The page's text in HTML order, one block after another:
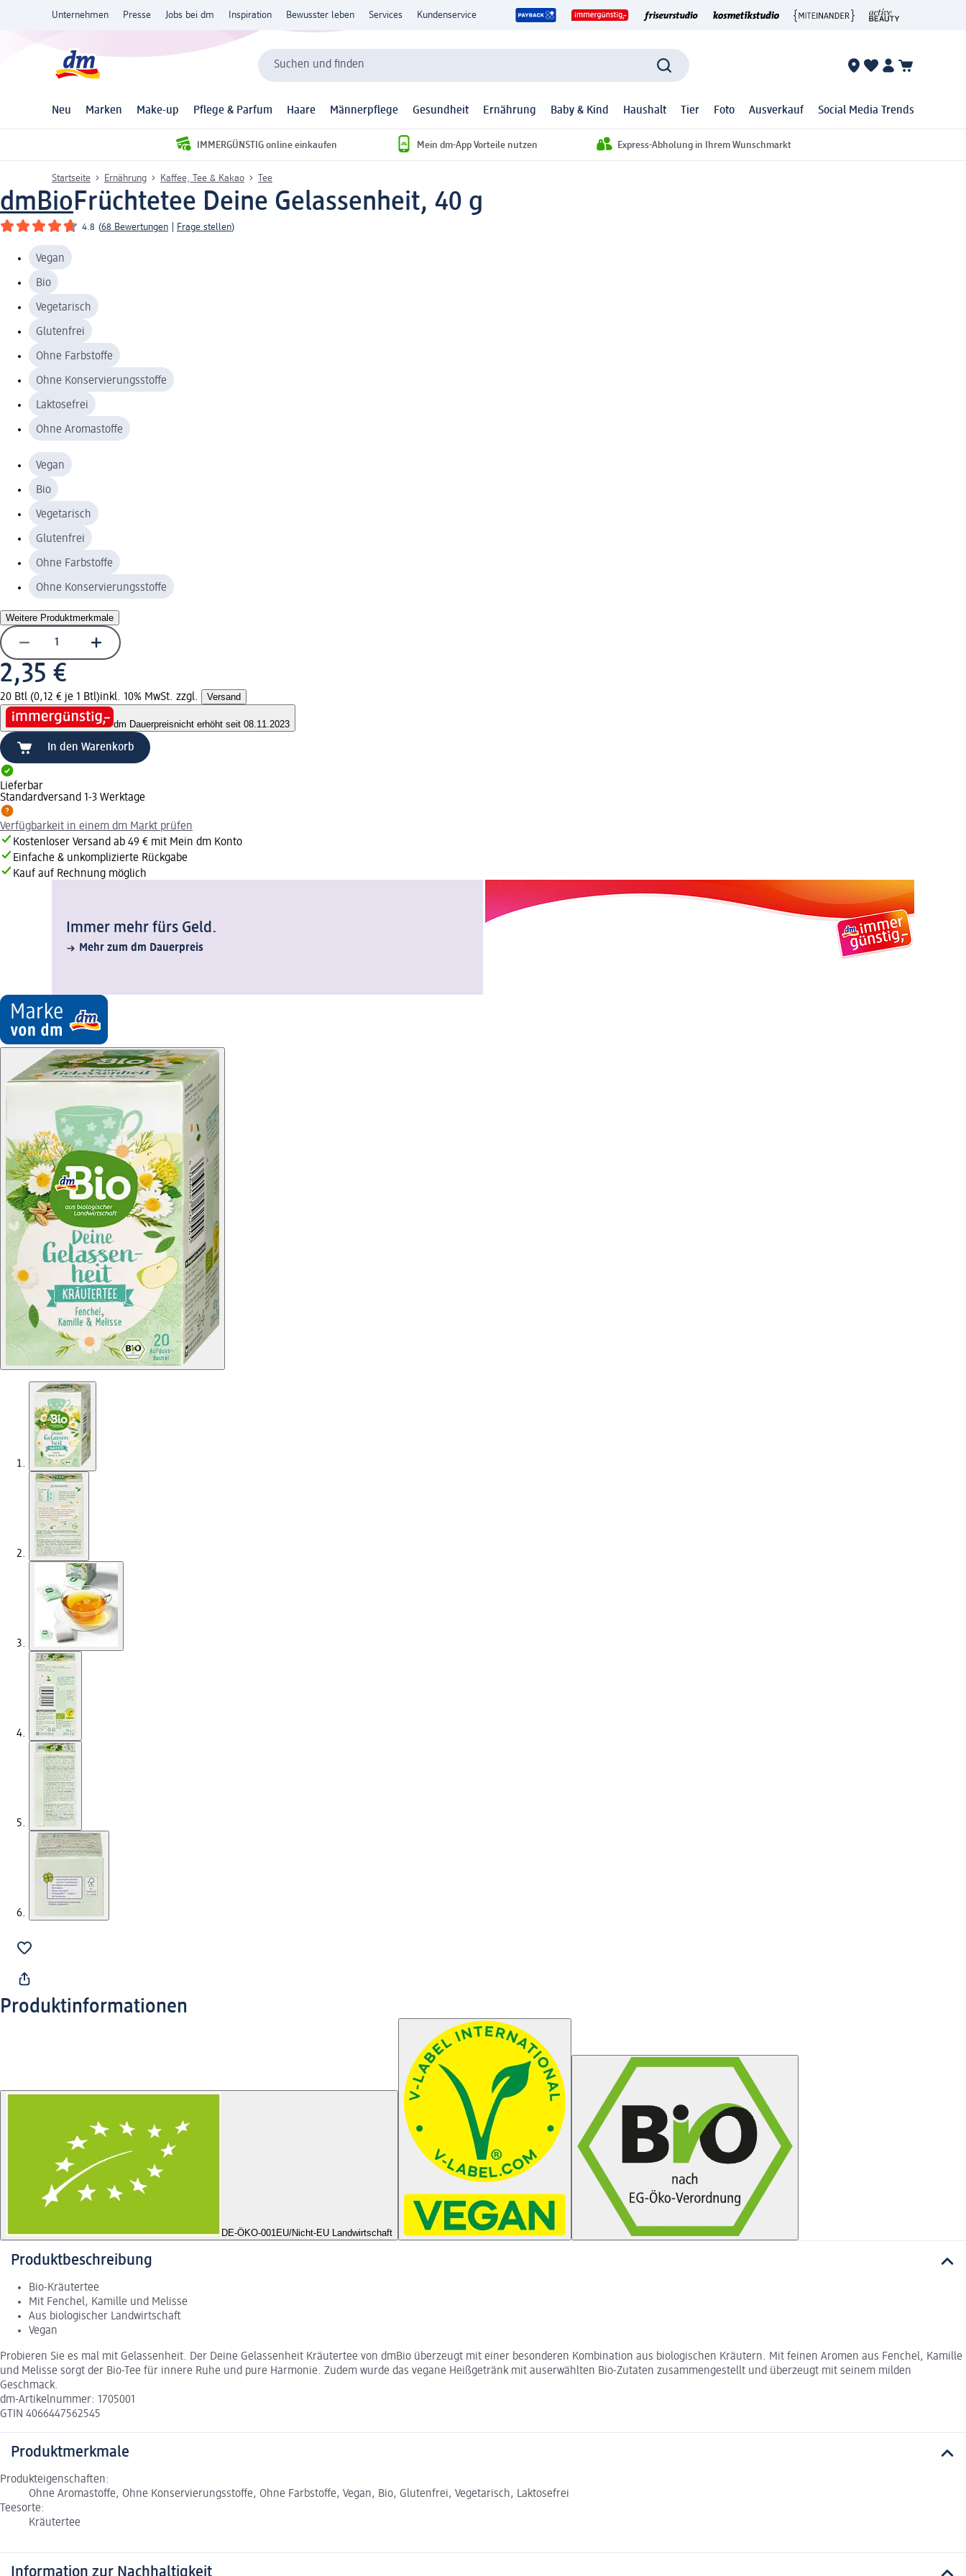
Unternehmen Presse Jobs bei dm Inspiration Bewusster leben Services Kundenservice
Suchen und finden
Neu Marken Make-up Pflege & Parfum Haare Männerpflege Gesundheit Ernährung Baby & Kind Haushalt Tier Foto Ausverkauf Social Media Trends
IMMERGÜNSTIG online einkaufen Mein dm-App Vorteile nutzen Express-Abholung in Ihrem Wunschmarkt
Startseite Ernährung Kaffee, Tee & Kakao Tee
dmBioFrüchtetee Deine Gelassenheit, 40 g
4.8 (68 Bewertungen Frage stellen)
Vegan
Bio
Vegetarisch
Glutenfrei
Ohne Farbstoffe
Ohne Konservierungsstoffe
Laktosefrei
Ohne Aromastoffe
Vegan
Bio
Vegetarisch
Glutenfrei
Ohne Farbstoffe
Ohne Konservierungsstoffe
Weitere Produktmerkmale
2,35 €
20 Btl (0,12 € je 1 Btl)inkl. 10% MwSt. zzgl. Versand
dm Dauerpreisnicht erhöht seit 08.11.2023
In den Warenkorb
Lieferbar
Standardversand 1-3 Werktage
Verfügbarkeit in einem dm Markt prüfen
Kostenloser Versand ab 49 € mit Mein dm Konto
Einfache & unkomplizierte Rückgabe
Kauf auf Rechnung möglich
Immer mehr fürs Geld.
Mehr zum dm Dauerpreis
Produktinformationen
DE-ÖKO-001EU/Nicht-EU Landwirtschaft
Produktbeschreibung
Bio-Kräutertee
Mit Fenchel, Kamille und Melisse
Aus biologischer Landwirtschaft
Vegan
Probieren Sie es mal mit Gelassenheit. Der Deine Gelassenheit Kräutertee von dmBio überzeugt mit einer besonderen Kombination aus biologischen Kräutern. Mit feinen Aromen aus Fenchel, Kamille
und Melisse sorgt der Bio-Tee für innere Ruhe und pure Harmonie. Zudem wurde das vegane Heißgetränk mit auserwählten Bio-Zutaten zusammengestellt und überzeugt mit seinem milden
Geschmack.
dm-Artikelnummer: 1705001
GTIN 4066447562545
Produktmerkmale
Produkteigenschaften:
Ohne Aromastoffe, Ohne Konservierungsstoffe, Ohne Farbstoffe, Vegan, Bio, Glutenfrei, Vegetarisch, Laktosefrei
Teesorte:
Kräutertee
Information zur Nachhaltigkeit